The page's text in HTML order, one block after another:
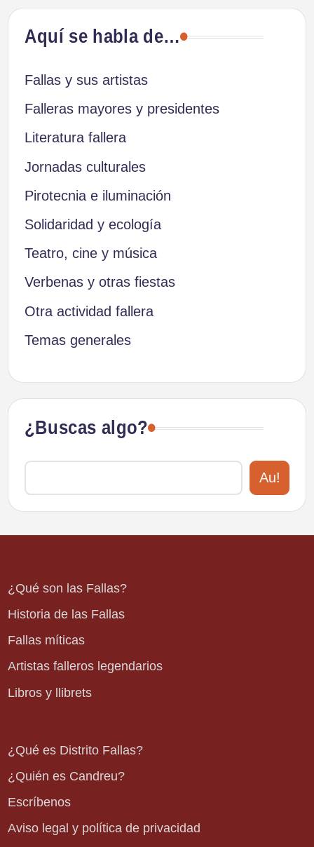
de
entradas
Aquí se habla de…
Fallas y sus artistas
Falleras mayores y presidentes
Literatura fallera
Jornadas culturales
Pirotecnia e iluminación
Solidaridad y ecología
Teatro, cine y música
Verbenas y otras fiestas
Otra actividad fallera
Temas generales
¿Buscas algo?
Au!
¿Qué son las Fallas?
Historia de las Fallas
Fallas míticas
Artistas falleros legendarios
Libros y llibrets
¿Qué es Distrito Fallas?
¿Quién es Candreu?
Escríbenos
Aviso legal y política de privacidad